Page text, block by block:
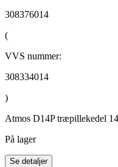
308376014
(
VVS nummer:
308334014
)
Atmos D14P træpillekedel
På lager
Se detaljer